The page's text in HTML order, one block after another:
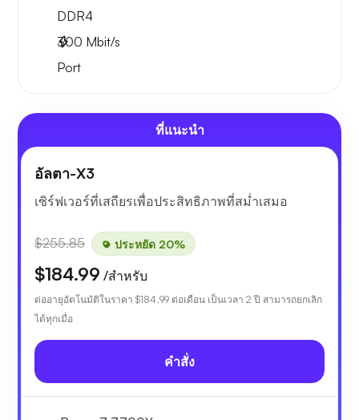
DDR4
300 Mbit/s
Port
ที่แนะนำ
อัลตา-X3
เซิร์ฟเวอร์ที่เสถียรเพื่อประสิทธิภาพที่สม่ำเสมอ
$255.85 ประหยัด 20%
$184.99 /สำหรับ
ต่ออายุอัตโนมัติในราคา $184.99 ต่อเดือน เป็นเวลา 2 ปี สามารถยกเลิก
ได้ทุกเมื่อ
คำสั่ง